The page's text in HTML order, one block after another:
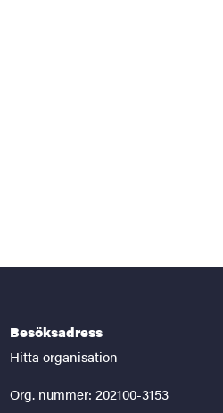
Besöksadress
Hitta organisation
Org. nummer: 202100-3153